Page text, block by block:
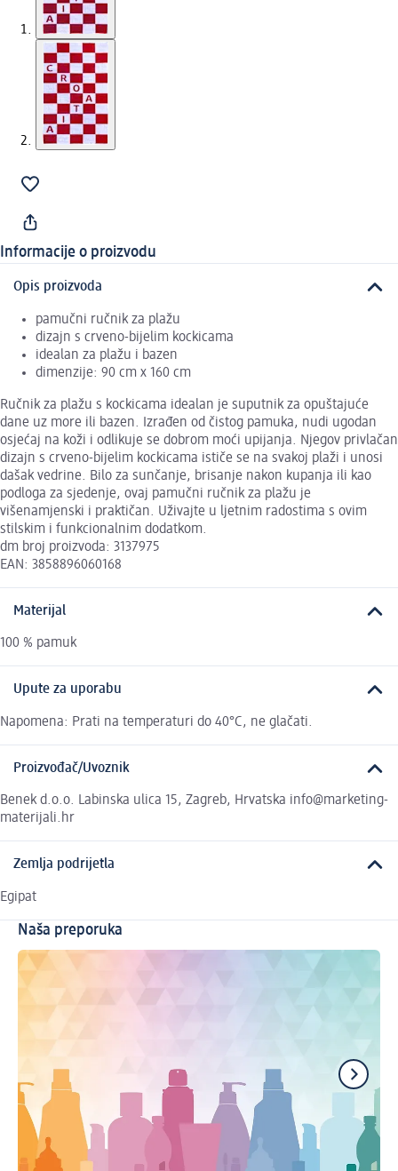
Informacije o proizvodu
Opis proizvoda
pamučni ručnik za plažu
dizajn s crveno-bijelim kockicama
idealan za plažu i bazen
dimenzije: 90 cm x 160 cm
Ručnik za plažu s kockicama idealan je suputnik za opuštajuće
dane uz more ili bazen. Izrađen od čistog pamuka, nudi ugodan
osjećaj na koži i odlikuje se dobrom moći upijanja. Njegov privlačan
dizajn s crveno-bijelim kockicama ističe se na svakoj plaži i unosi
dašak vedrine. Bilo za sunčanje, brisanje nakon kupanja ili kao
podloga za sjedenje, ovaj pamučni ručnik za plažu je
višenamjenski i praktičan. Uživajte u ljetnim radostima s ovim
stilskim i funkcionalnim dodatkom.
dm broj proizvoda: 3137975
EAN: 3858896060168
Materijal
100 % pamuk
Upute za uporabu
Napomena: Prati na temperaturi do 40°C, ne glačati.
Proizvođač/Uvoznik
Benek d.o.o. Labinska ulica 15, Zagreb, Hrvatska info@marketing-
materijali.hr
Zemlja podrijetla
Egipat
Naša preporuka